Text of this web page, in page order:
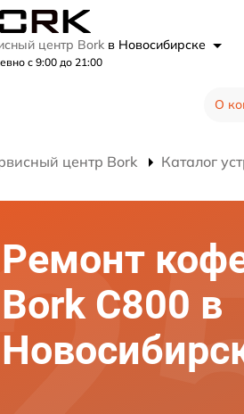
центр Bork в Новосибирске
с 9:00 до 21:00
О
центр Bork Каталог
Ремонт
Bork C800 в